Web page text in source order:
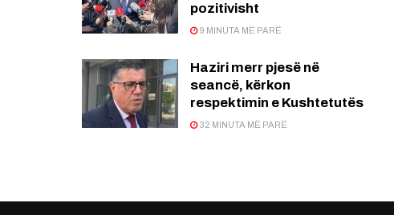
pozitivisht
9 MINUTA MË PARË
Haziri merr pjesë në
seancë, kërkon
respektimin e Kushtetutës
32 MINUTA MË PARË